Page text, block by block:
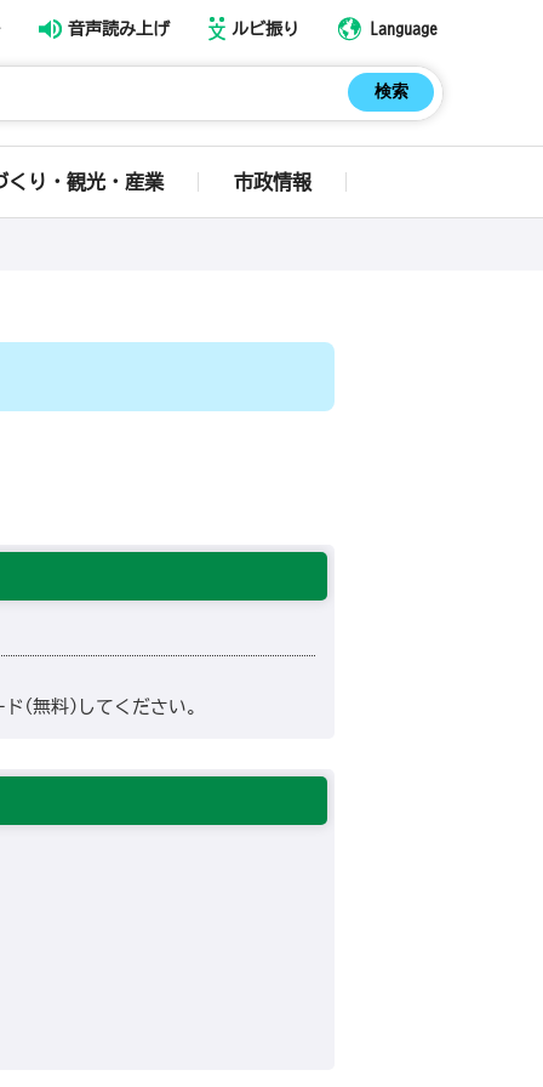
音声読み上げ ルビ振り Language
くり・観光・産業 市政情報
(無料)してください。